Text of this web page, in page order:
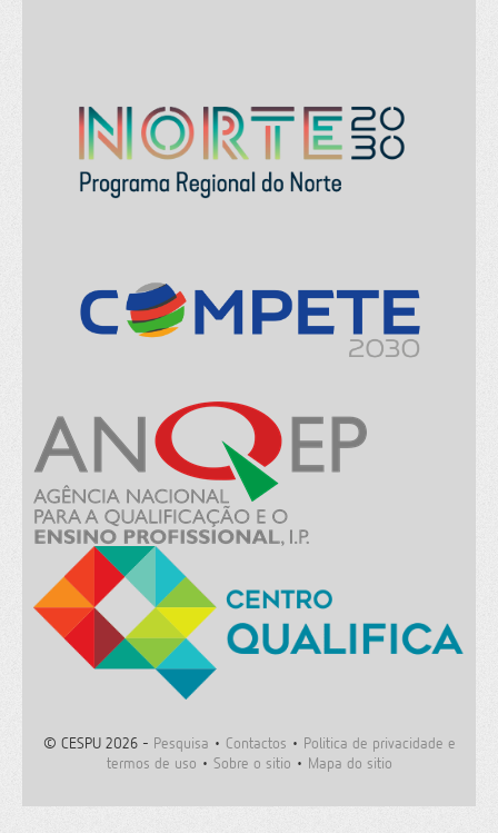
© CESPU 2026 - Pesquisa • Contactos • Politica de privacidade e
termos de uso • Sobre o sitio • Mapa do sitio